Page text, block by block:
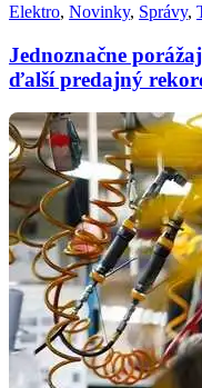
Elektro, Novinky, Správy,
Jednoznačne
ďalší predajný